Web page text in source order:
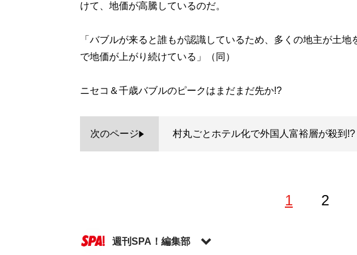
けて、地価が高騰しているのだ。
「バブルが来ると誰もが認識しているため、多くの地主が土
で地価が上がり続けている」（同）
ニセコ＆千歳バブルのピークはまだまだ先か!?
次のページ 村丸ごとホテル化で外国人富裕層が殺到!?
1 2
週刊SPA！編集部